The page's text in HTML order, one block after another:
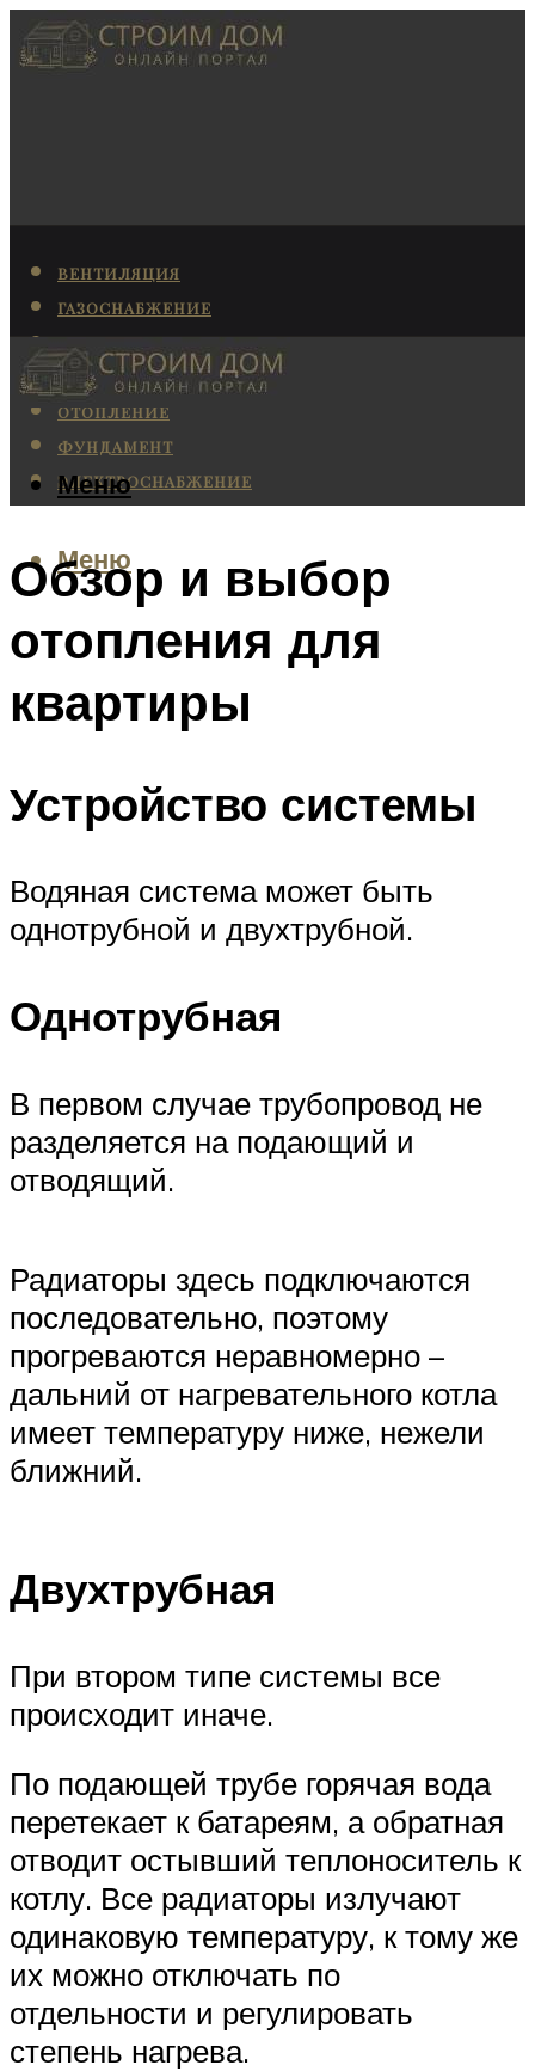
ВЕНТИЛЯЦИЯ
ГАЗОСНАБЖЕНИЕ
КАНАЛИЗАЦИЯ
КОНДИЦИОНИРОВАНИЕ
ОТОПЛЕНИЕ
ФУНДАМЕНТ
ЭЛЕКТРОСНАБЖЕНИЕ
Меню
Меню
Обзор и выбор
отопления для
квартиры
Устройство системы
Водяная система может быть
однотрубной и двухтрубной.
Однотрубная
В первом случае трубопровод не
разделяется на подающий и
отводящий.
Радиаторы здесь подключаются
последовательно, поэтому
прогреваются неравномерно –
дальний от нагревательного котла
имеет температуру ниже, нежели
ближний.
Двухтрубная
При втором типе системы все
происходит иначе.
По подающей трубе горячая вода
перетекает к батареям, а обратная
отводит остывший теплоноситель к
котлу. Все радиаторы излучают
одинаковую температуру, к тому же
их можно отключать по
отдельности и регулировать
степень нагрева.